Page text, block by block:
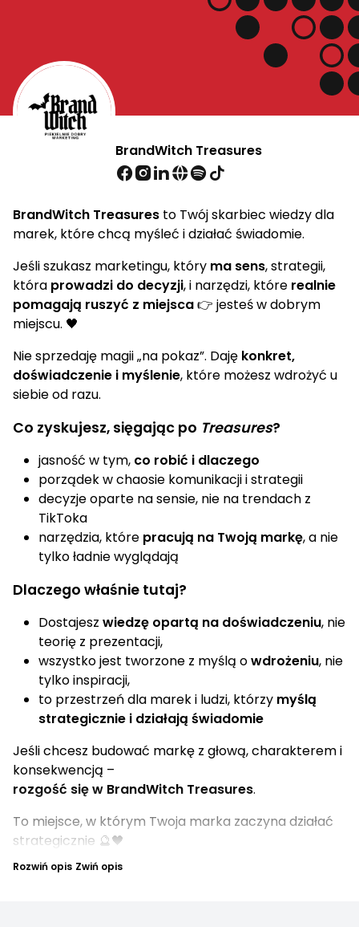
BrandWitch Treasures
BrandWitch Treasures to Twój skarbiec wiedzy dla
marek, które chcą myśleć i działać świadomie.
Jeśli szukasz marketingu, który ma sens, strategii,
która prowadzi do decyzji, i narzędzi, które realnie
pomagają ruszyć z miejsca👉 jesteś w dobrym
miejscu. 🖤
Nie sprzedaję magii „na pokaz”. Daję konkret,
doświadczenie i myślenie, które możesz wdrożyć u
siebie od razu.
Co zyskujesz, sięgając po Treasures?
jasność w tym, co robić i dlaczego
porządek w chaosie komunikacji i strategii
decyzje oparte na sensie, nie na trendach z
TikToka
narzędzia, które pracują na Twoją markę, a nie
tylko ładnie wyglądają
Dlaczego właśnie tutaj?
Dostajesz wiedzę opartą na doświadczeniu, nie
teorię z prezentacji,
wszystko jest tworzone z myślą owdrożeniu, nie
tylko inspiracji,
to przestrzeń dla marek i ludzi, którzy myślą
strategicznie i działają świadomie
Jeśli chcesz budować markę z głową, charakterem i
konsekwencją –
rozgość się w BrandWitch Treasures.
To miejsce, w którym Twoja marka zaczyna działać
strategicznie 🔮🖤
Rozwiń opis Zwiń opis